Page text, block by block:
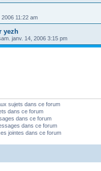
2006 11:22 am
yezh
janv. 14, 2006 3:15 pm
sujets dans ce forum
dans ce forum
dans ce forum
dans ce forum
jointes dans ce forum